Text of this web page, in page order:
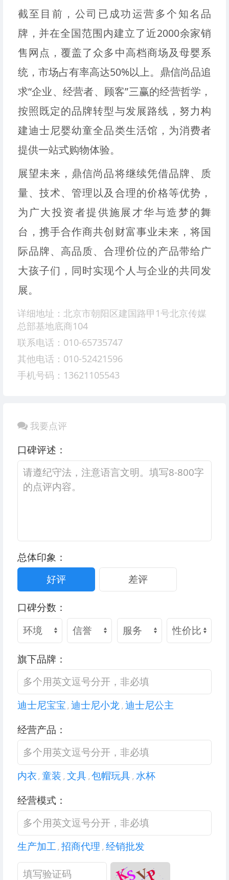
截至目前，公司已成功运营多个知名品
牌，并在全国范围内建立了近2000余家销
售网点，覆盖了众多中高档商场及母婴系
统，市场占有率高达50%以上。鼎信尚品追
求“企业、经营者、顾客”三赢的经营哲学，
按照既定的品牌转型与发展路线，努力构
建迪士尼婴幼童全品类生活馆，为消费者
提供一站式购物体验。
展望未来，鼎信尚品将继续凭借品牌、质
量、技术、管理以及合理的价格等优势，
为广大投资者提供施展才华与造梦的舞
台，携手合作商共创财富事业未来，将国
际品牌、高品质、合理价位的产品带给广
大孩子们，同时实现个人与企业的共同发
展。
详细地址：北京市朝阳区建国路甲1号北京传媒
总部基地底商104
联系电话：010-65735747
其他电话：010-52421596
手机号码：13621105543
我要点评
口碑评述：
总体印象：
好评 差评
口碑分数：
旗下品牌：
迪士尼宝宝,迪士尼小龙,迪士尼公主
经营产品：
内衣,童装,文具,包帽玩具,水杯
经营模式：
生产加工,招商代理,经销批发